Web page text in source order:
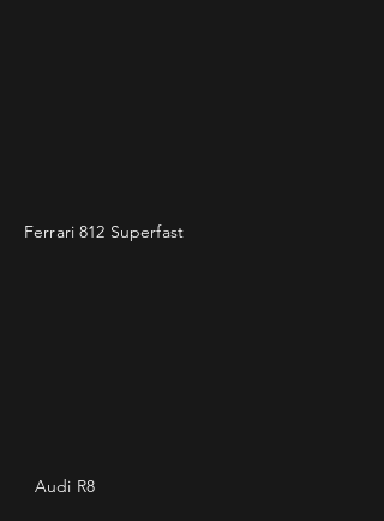
Ferrari 812 Superfast
Audi R8